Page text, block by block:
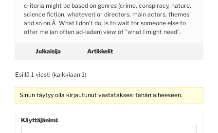
criteria might be based on genres (crime, conspiracy, nature,
science fiction, whatever) or directors, main actors, themes
and so on.Â What I don’t do, is to wait for someone else to
offer me (an often ad-laden) view of ”what I might need”.
Julkaisija Artikkelit
Esillä 1 viesti (kaikkiaan 1)
Sinun täytyy olla kirjautunut vastataksesi tähän aiheeseen.
Käyttäjänimi: